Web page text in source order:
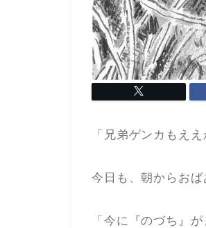
「兄弟ゲンカもえ
今日も、朝からお
「今に『のづち』